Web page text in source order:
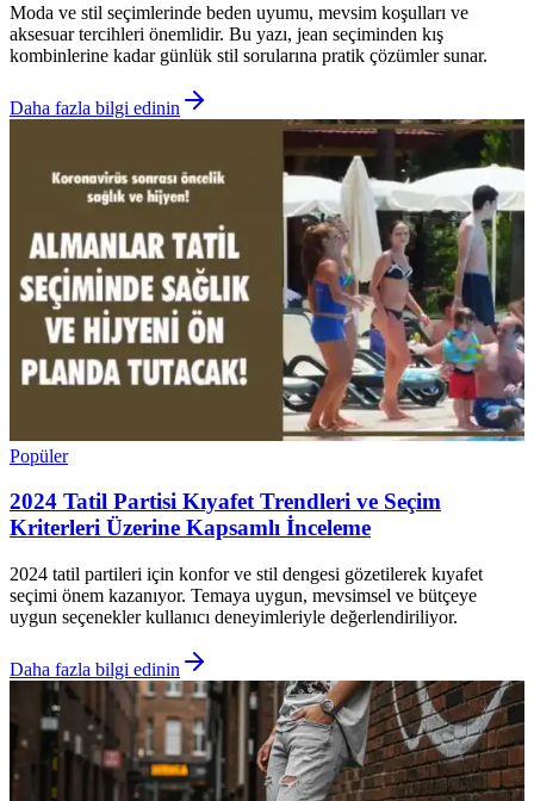
Moda ve stil seçimlerinde beden uyumu, mevsim koşulları ve
aksesuar tercihleri önemlidir. Bu yazı, jean seçiminden kış
kombinlerine kadar günlük stil sorularına pratik çözümler sunar.
Daha fazla bilgi edinin
Popüler
2024 Tatil Partisi Kıyafet Trendleri ve Seçim
Kriterleri Üzerine Kapsamlı İnceleme
2024 tatil partileri için konfor ve stil dengesi gözetilerek kıyafet
seçimi önem kazanıyor. Temaya uygun, mevsimsel ve bütçeye
uygun seçenekler kullanıcı deneyimleriyle değerlendiriliyor.
Daha fazla bilgi edinin